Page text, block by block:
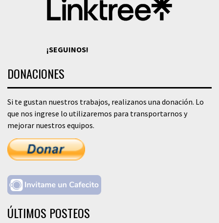
¡SEGUINOS!
DONACIONES
Si te gustan nuestros trabajos, realizanos una donación. Lo
que nos ingrese lo utilizaremos para transportarnos y
mejorar nuestros equipos.
ÚLTIMOS POSTEOS